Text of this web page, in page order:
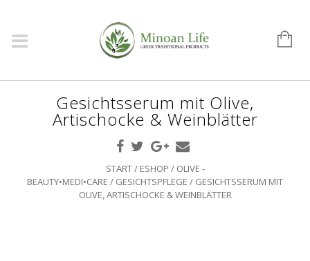
Gesichtsserum mit Olive,
Artischocke & Weinblätter
START/ ESHOP / OLIVE -
BEAUTY•MEDI•CARE / GESICHTSPFLEGE / GESICHTSSERUM MIT
OLIVE, ARTISCHOCKE & WEINBLÄTTER